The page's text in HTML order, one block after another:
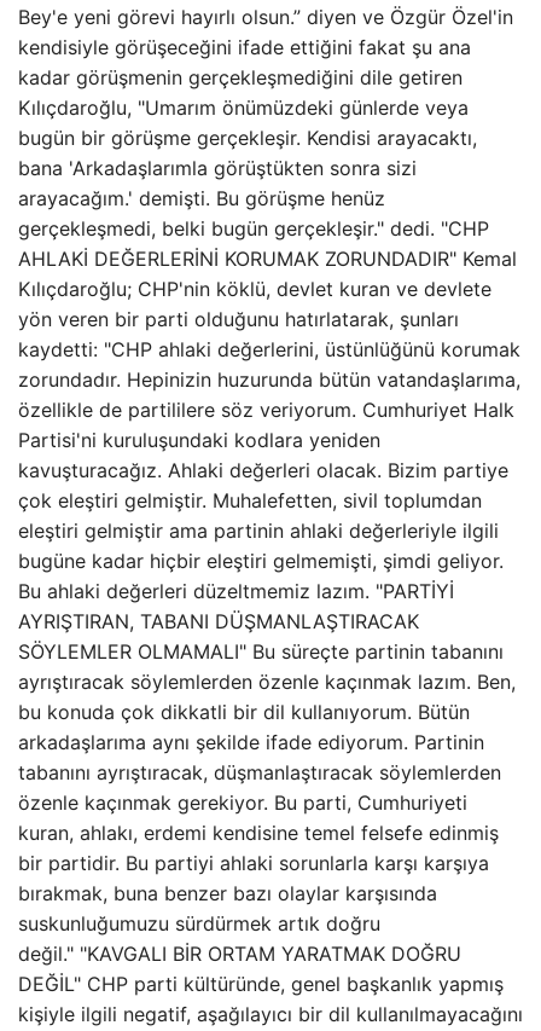
Bey'e yeni görevi hayırlı olsun.” diyen ve Özgür Özel'in
kendisiyle görüşeceğini ifade ettiğini fakat şu ana
kadar görüşmenin gerçekleşmediğini dile getiren
Kılıçdaroğlu, "Umarım önümüzdeki günlerde veya
bugün bir görüşme gerçekleşir. Kendisi arayacaktı,
bana 'Arkadaşlarımla görüştükten sonra sizi
arayacağım.' demişti. Bu görüşme henüz
gerçekleşmedi, belki bugün gerçekleşir." dedi. "CHP
AHLAKİ DEĞERLERİNİ KORUMAK ZORUNDADIR" Kemal
Kılıçdaroğlu; CHP'nin köklü, devlet kuran ve devlete
yön veren bir parti olduğunu hatırlatarak, şunları
kaydetti: "CHP ahlaki değerlerini, üstünlüğünü korumak
zorundadır. Hepinizin huzurunda bütün vatandaşlarıma,
özellikle de partililere söz veriyorum. Cumhuriyet Halk
Partisi'ni kuruluşundaki kodlara yeniden
kavuşturacağız. Ahlaki değerleri olacak. Bizim partiye
çok eleştiri gelmiştir. Muhalefetten, sivil toplumdan
eleştiri gelmiştir ama partinin ahlaki değerleriyle ilgili
bugüne kadar hiçbir eleştiri gelmemişti, şimdi geliyor.
Bu ahlaki değerleri düzeltmemiz lazım. "PARTİYİ
AYRIŞTIRAN, TABANI DÜŞMANLAŞTIRACAK
SÖYLEMLER OLMAMALI" Bu süreçte partinin tabanını
ayrıştıracak söylemlerden özenle kaçınmak lazım. Ben,
bu konuda çok dikkatli bir dil kullanıyorum. Bütün
arkadaşlarıma aynı şekilde ifade ediyorum. Partinin
tabanını ayrıştıracak, düşmanlaştıracak söylemlerden
özenle kaçınmak gerekiyor. Bu parti, Cumhuriyeti
kuran, ahlakı, erdemi kendisine temel felsefe edinmiş
bir partidir. Bu partiyi ahlaki sorunlarla karşı karşıya
bırakmak, buna benzer bazı olaylar karşısında
suskunluğumuzu sürdürmek artık doğru
değil." "KAVGALI BİR ORTAM YARATMAK DOĞRU
DEĞİL" CHP parti kültüründe, genel başkanlık yapmış
kişiyle ilgili negatif, aşağılayıcı bir dil kullanılmayacağını